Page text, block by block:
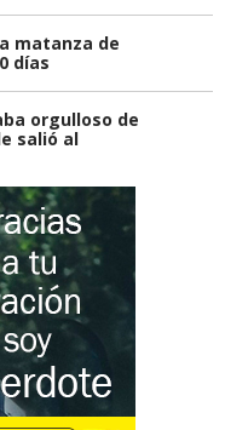
matanza de
días
orgulloso de
salió al